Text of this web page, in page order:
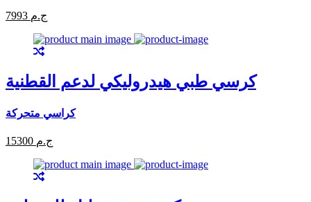
7993 ج.م
كرسي طبي هيدروليكي لدعم القطنية
كراسي متحركة
15300 ج.م